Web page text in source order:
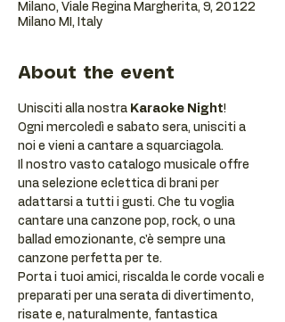
Milano, Viale Regina Margherita, 9, 20122
Milano MI, Italy
About the event
Unisciti alla nostra Karaoke Night!
Ogni mercoledì e sabato sera, unisciti a
noi e vieni a cantare a squarciagola.
Il nostro vasto catalogo musicale offre
una selezione eclettica di brani per
adattarsi a tutti i gusti. Che tu voglia
cantare una canzone pop, rock, o una
ballad emozionante, c'è sempre una
canzone perfetta per te.
Porta i tuoi amici, riscalda le corde vocali e
preparati per una serata di divertimento,
risate e, naturalmente, fantastica